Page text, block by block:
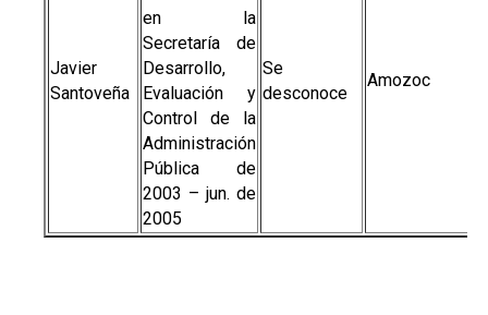
Javier
Santoveña
en la
Secretaría de
Desarrollo,
Evaluación y
Control de la
Administración
Pública de
2003 – jun. de
2005
Se
desconoce
Amozoc